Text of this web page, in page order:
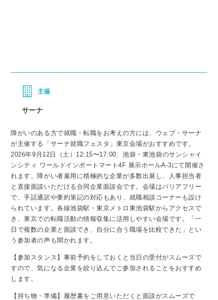
主催
サーナ
障がいのある方で就職・転職をお考えの方には、ウェブ・サーナ
が主催する「サーナ就職フェスタ」東京会場がおすすめです。
2026年9月12日（土）12:15〜17:00、池袋・東池袋のサンシャイ
ンシティ ワールドインポートマート4F 展示ホールA-3にて開催さ
れます。障がい者雇用に積極的な企業が多数出展し、人事担当者
と直接面談いただける合同企業面談会です。会場はバリアフリー
で、手話通訳や要約筆記の対応もあり、就職相談コーナーも設け
られています。各線池袋駅・東京メトロ東池袋駅からアクセスで
き、東京での転職活動の情報収集に活用しやすい会場です。「一
日で複数の企業と面談でき、自分に合う職場を比較できた」とい
う参加者の声も聞かれます。
【参加スタンス】事前予約をしておくと当日の受付がスムーズで
すので、気になる企業を絞り込んでご参加されることをおすすめ
します。
【持ち物・準備】履歴書をご用意いただくと面談がスムーズで